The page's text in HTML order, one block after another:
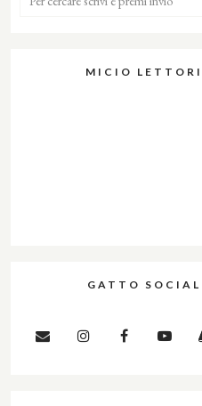
MICIO LETTORI
GATTO SOCIAL